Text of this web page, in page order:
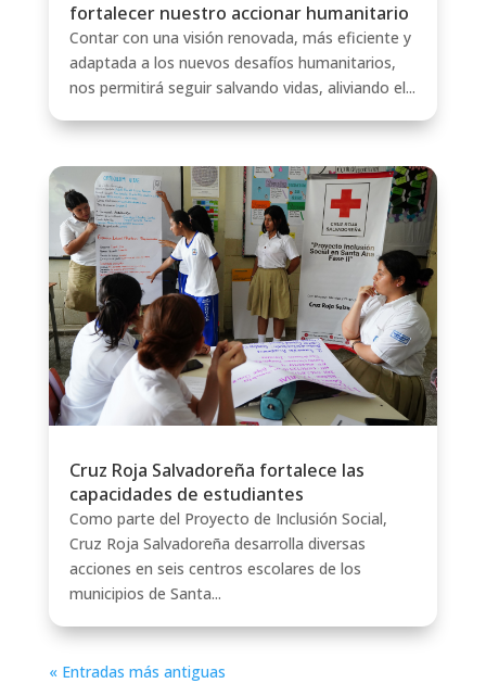
fortalecer nuestro accionar humanitario
Contar con una visión renovada, más eficiente y
adaptada a los nuevos desafíos humanitarios,
nos permitirá seguir salvando vidas, aliviando el...
Cruz Roja Salvadoreña fortalece las
capacidades de estudiantes
Como parte del Proyecto de Inclusión Social,
Cruz Roja Salvadoreña desarrolla diversas
acciones en seis centros escolares de los
municipios de Santa...
« Entradas más antiguas